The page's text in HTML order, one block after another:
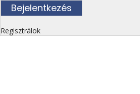
Regisztrálok